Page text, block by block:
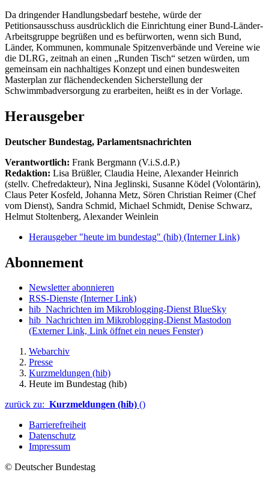
Da dringender Handlungsbedarf bestehe, würde der
Petitionsausschuss ausdrücklich die Einrichtung einer Bund-Länder-
Arbeitsgruppe begrüßen und es befürworten, wenn sich Bund,
Länder, Kommunen, kommunale Spitzenverbände und Vereine wie
die DLRG, zeitnah an einen „Runden Tisch“ setzen würden, um
gemeinsam ein nachhaltiges Konzept und einen bundesweiten
Masterplan zur flächendeckenden Sicherstellung der
Schwimmbadversorgung zu erarbeiten, heißt es in der Vorlage.
Herausgeber
Deutscher Bundestag, Parlamentsnachrichten
Verantwortlich: Frank Bergmann (V.i.S.d.P.)
Redaktion: Lisa Brüßler, Claudia Heine, Alexander Heinrich
(stellv. Chefredakteur), Nina Jeglinski, Susanne Ködel (Volontärin),
Claus Peter Kosfeld, Johanna Metz, Sören Christian Reimer (Chef
vom Dienst), Sandra Schmid, Michael Schmidt, Denise Schwarz,
Helmut Stoltenberg, Alexander Weinlein
Herausgeber "heute im bundestag" (hib) (Interner Link)
Abonnement
Newsletter abonnieren
RSS-Dienste (Interner Link)
hib_Nachrichten im Mikroblogging-Dienst BlueSky
hib_Nachrichten im Mikroblogging-Dienst Mastodon
(Externer Link, Link öffnet ein neues Fenster)
Webarchiv
Presse
Kurzmeldungen (hib)
Heute im Bundestag (hib)
zurück zu: Kurzmeldungen (hib) ()
Barrierefreiheit
Datenschutz
Impressum
© Deutscher Bundestag